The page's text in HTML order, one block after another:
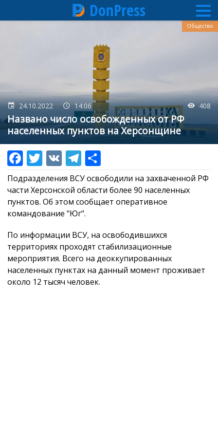
DonPress
24.10.2022 14:06 408
Названо число освобожденных от РФ
населенных пунктов на Херсонщине
Общество
Подразделения ВСУ освободили на захваченной РФ
части Херсонской области более 90 населенных
пунктов. Об этом сообщает оперативное
командование "Юг".
По информации ВСУ, на освободившихся
территориях проходят стабилизационные
мероприятия. Всего на деоккупированных
населенных пунктах на данный момент проживает
около 12 тысяч человек.